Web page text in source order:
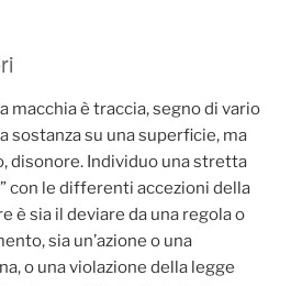
macchia è traccia, segno di vario
sostanza su una superficie, ma
disonore. Individuo una stretta
con le differenti accezioni della
è sia il deviare da una regola o
sia un’azione o una
o una violazione della legge